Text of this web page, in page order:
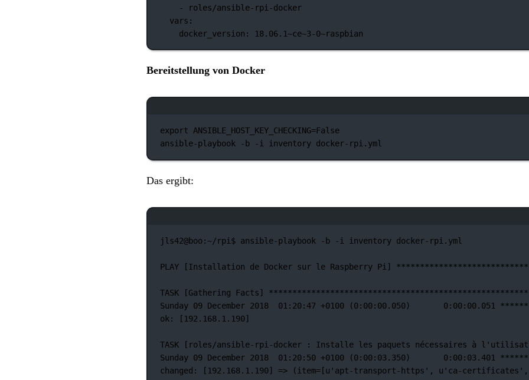
-
roles/ansible-rpi-docker
vars:
docker_version:
18.06.1~ce~3-0~raspbian
Bereitstellung von Docker
export ANSIBLE_HOST_KEY_CHECKING=False
ansible-playbook
-b -i inventory docker-rpi.yml
Das ergibt:
jls42@boo:~/rpi$ ansible-playbook -b -i inventory docker-rpi.yml
PLAY [Installation de Docker sur le Raspberry Pi]
TASK [Gathering Facts]
Sunday 09 December 2018 01:20:47 +0100 (0:00:00.050)       0:00:00.051
ok:
[192.168.1.190]
TASK [roles/ansible-rpi-docker : Installe les paquets nécessaires à
Sunday 09 December 2018 01:20:50 +0100 (0:00:03.350)       0:00:03.401
changed:
[192.168.1.190] => (item= [u'apt-transport-https', u 'ca-certificates' ,